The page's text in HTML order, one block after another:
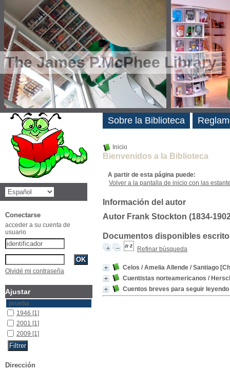
The James P.McPhee Library
Inicio
Bienvenidos a la Biblioteca
A partir de esta página puede:
Volver a la pantalla de inicio con las
Información del autor
Autor Frank Stockton (1834-
Documentos disponibles
Refinar búsqueda
Celos / Amelia Allende / Santiago
Cuentistas norteamericanos /
Cuentos breves para seguir leyendo
Sobre la Biblioteca
Novedades
Conectarse
acceder a su cuenta de
usuario
Olvidé mi contraseña
Ajustar
prueba
1946 [1]
2001 [1]
2009 [1]
Dirección